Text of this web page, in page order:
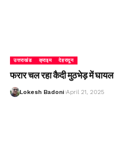
उत्तराखंड क्राइम देहरादून
फरार चल रहा कैदी मुठभेड़ में घायल
Lokesh Badoni April 21, 2025